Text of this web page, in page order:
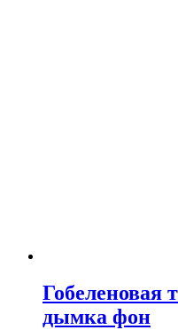
Гобеленовая
дымка фон